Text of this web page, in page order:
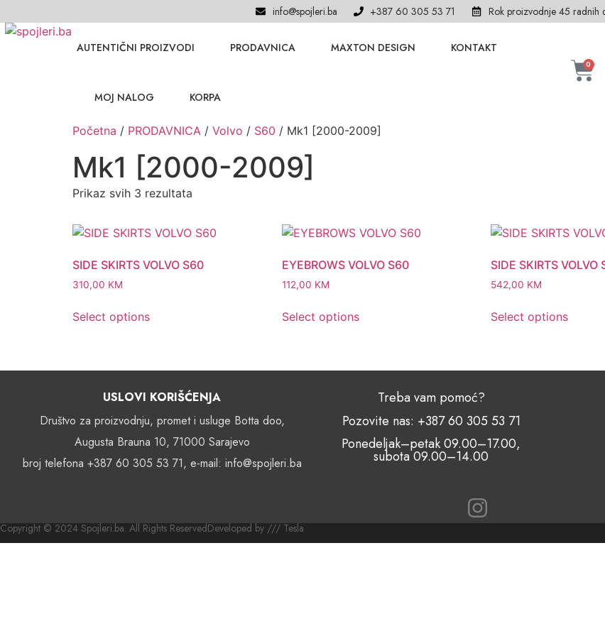
info@spojleri.ba +387 60 305 53 71 Rok proizvodnje 45 radnih
AUTENTIČNI PROIZVODI PRODAVNICA MAXTON DESIGN KONTAKT
MOJ NALOG KORPA
0
Početna / PRODAVNICA / Volvo / S60 / Mk1 [2000-2009]
Mk1 [2000-2009]
Prikaz svih 3 rezultata
SIDE SKIRTS VOLVO S60
310,00 KM
Select options
EYEBROWS VOLVO S60
112,00 KM
Select options
SIDE SKIRTS VOLVO
542,00 KM
Select options
USLOVI KORIŠĆENJA
Društvo za proizvodnju, promet i usluge Botta doo,
Augusta Brauna 10, 71000 Sarajevo
broj telefona +387 60 305 53 71, e-mail: info@spojleri.ba
Treba vam pomoć?
Pozovite nas: +387 60 305 53 71
Ponedeljak–petak 09.00–17.00,
subota 09.00–14.00
Copyright © 2024 Spojleri.ba. All Rights ReservedDeveloped by /// Tesla